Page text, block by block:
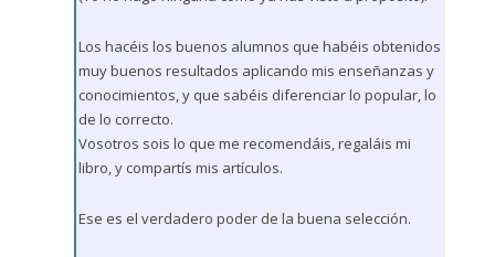
Los hacéis los buenos alumnos que habéis obtenidos
muy buenos resultados aplicando mis enseñanzas y
conocimientos, y que sabéis diferenciar lo popular, lo
de lo correcto.
Vosotros sois lo que me recomendáis, regaláis mi
libro, y compartís mis artículos.
Ese es el verdadero poder de la buena selección.